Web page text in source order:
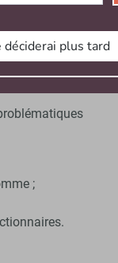
;
déciderai plus tard